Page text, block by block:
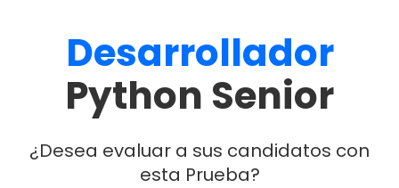
Desarrollador
Python Senior
¿Desea evaluar a sus candidatos con
esta Prueba?